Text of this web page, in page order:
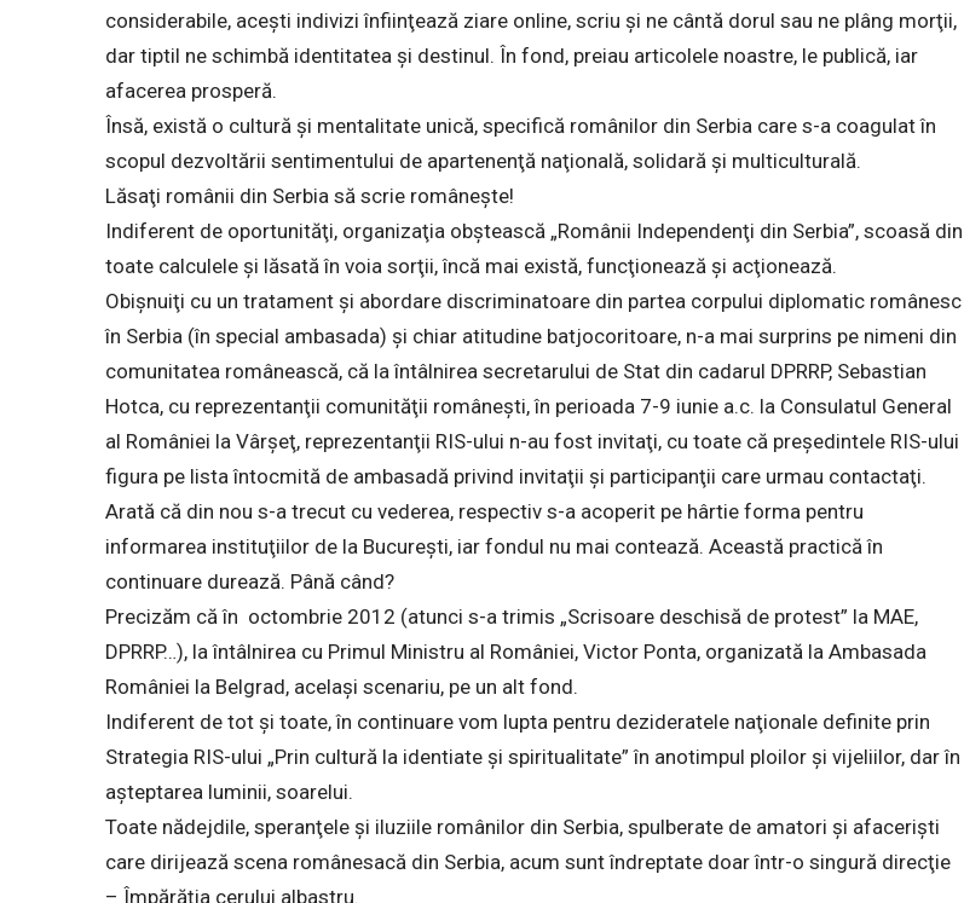
considerabile, aceşti indivizi înfiinţează ziare online, scriu şi ne cântă dorul sau ne plâng morţii,
dar tiptil ne schimbă identitatea şi destinul. În fond, preiau articolele noastre, le publică, iar
afacerea prosperă.
Însă, există o cultură şi mentalitate unică, specifică românilor din Serbia care s-a coagulat în
scopul dezvoltării sentimentului de apartenenţă naţională, solidară şi multiculturală.
Lăsaţi românii din Serbia să scrie româneşte!
Indiferent de oportunităţi, organizaţia obştească „Românii Independenţi din Serbia”, scoasă din
toate calculele şi lăsată în voia sorţii, încă mai există, funcţionează şi acţionează.
Obişnuiţi cu un tratament şi abordare discriminatoare din partea corpului diplomatic românesc
în Serbia (în special ambasada) şi chiar atitudine batjocoritoare, n-a mai surprins pe nimeni din
comunitatea românească, că la întâlnirea secretarului de Stat din cadarul DPRRP, Sebastian
Hotca, cu reprezentanţii comunităţii româneşti, în perioada 7-9 iunie a.c. la Consulatul General
al României la Vârşeţ, reprezentanţii RIS-ului n-au fost invitaţi, cu toate că preşedintele RIS-ului
figura pe lista întocmită de ambasadă privind invitaţii şi participanţii care urmau contactaţi.
Arată că din nou s-a trecut cu vederea, respectiv s-a acoperit pe hârtie forma pentru
informarea instituţiilor de la Bucureşti, iar fondul nu mai contează. Această practică în
continuare durează. Până când?
Precizăm că în octombrie 2012 (atunci s-a trimis „Scrisoare deschisă de protest” la MAE,
DPRRP…), la întâlnirea cu Primul Ministru al României, Victor Ponta, organizată la Ambasada
României la Belgrad, acelaşi scenariu, pe un alt fond.
Indiferent de tot şi toate, în continuare vom lupta pentru dezideratele naţionale definite prin
Strategia RIS-ului „Prin cultură la identiate şi spiritualitate” în anotimpul ploilor şi vijeliilor, dar în
aşteptarea luminii, soarelui.
Toate nădejdile, speranţele şi iluziile românilor din Serbia, spulberate de amatori şi afacerişti
care dirijează scena românesacă din Serbia, acum sunt îndreptate doar într-o singură direcţie
– Împărăţia cerului albastru.